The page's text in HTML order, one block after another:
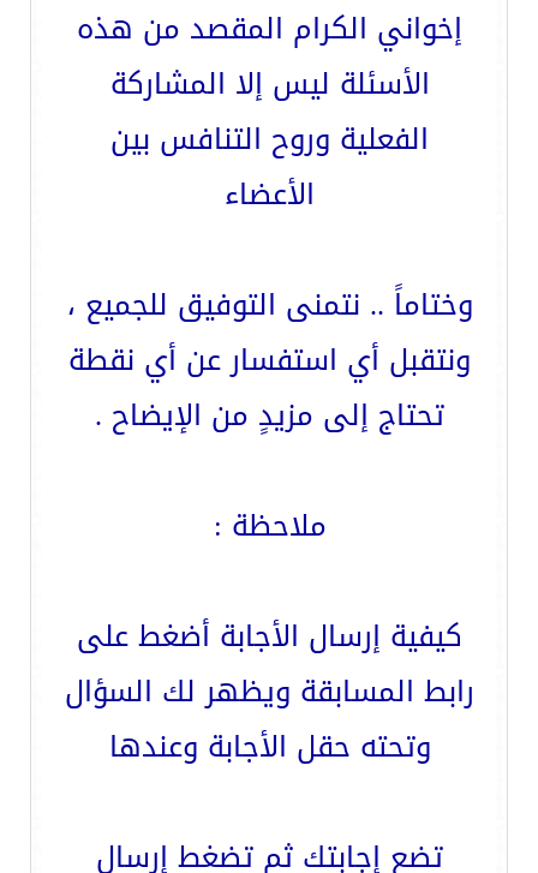
إخواني الكرام المقصد من هذه
الأسئلة ليس إلا المشاركة
الفعلية وروح التنافس بين
الأعضاء
وختاماً .. نتمنى التوفيق للجميع ،
ونتقبل أي استفسار عن أي نقطة
تحتاج إلى مزيدٍ من الإيضاح .
ملاحظة :
كيفية إرسال الأجابة أضغط على
رابط المسابقة ويظهر لك السؤال
وتحته حقل الأجابة وعندها
تضع إجابتك ثم تضغط إرسال